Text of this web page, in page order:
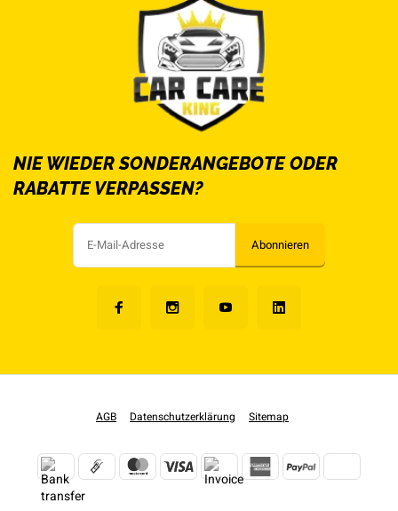
NIE WIEDER SONDERANGEBOTE ODER
RABATTE VERPASSEN?
Abonnieren
AGB Datenschutzerklärung Sitemap